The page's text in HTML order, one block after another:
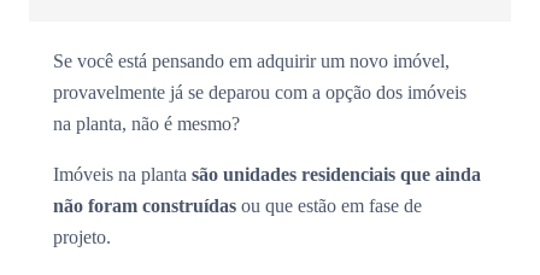
Se você está pensando em adquirir um novo imóvel,
provavelmente já se deparou com a opção dos imóveis
na planta, não é mesmo?
Imóveis na planta são unidades residenciais que ainda
não foram construídas ou que estão em fase de
projeto.